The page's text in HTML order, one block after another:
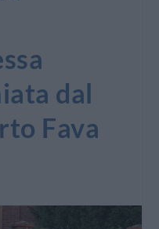
dal
Fava